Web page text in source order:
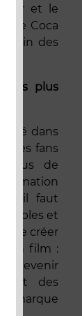
et le
Coca
loin des
des plus
dans
les fans
plus de
il faut
et
de créer
film :
devenir
et des
marque